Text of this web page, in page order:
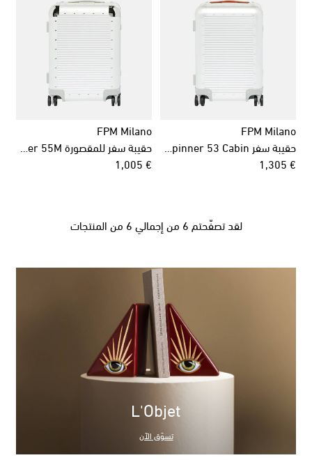
FPM Milano
حقيبة سفر Bank Spinner 53 Cabin
€ 1,305
original price
FPM Milano
حقيبة سفر للمقصورة Bank S Spinner 55M
€ 1,005
original price
لقد تصفّحتم 6 من إجمالي 6 من المنتجات
L'Objet
تسوّق الآن